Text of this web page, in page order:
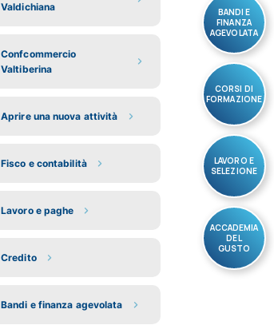
BANDI E
FINANZA
AGEVOLATA
CORSI DI
FORMAZIONE
LAVORO E
SELEZIONE
ACCADEMIA
DEL
GUSTO
Valdichiana
Confcommercio
Valtiberina
Aprire una nuova attività
Fisco e contabilità
Lavoro e paghe
Credito
Bandi e finanza agevolata